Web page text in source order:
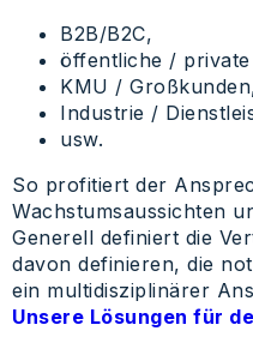
B2B/B2C,
öffentliche / private
KMU /
Industrie /
usw.
So profitiert der
Wachstumsaussichten
Generell definiert die
davon definieren, die
ein multidisziplinärer
Unsere Lösungen für